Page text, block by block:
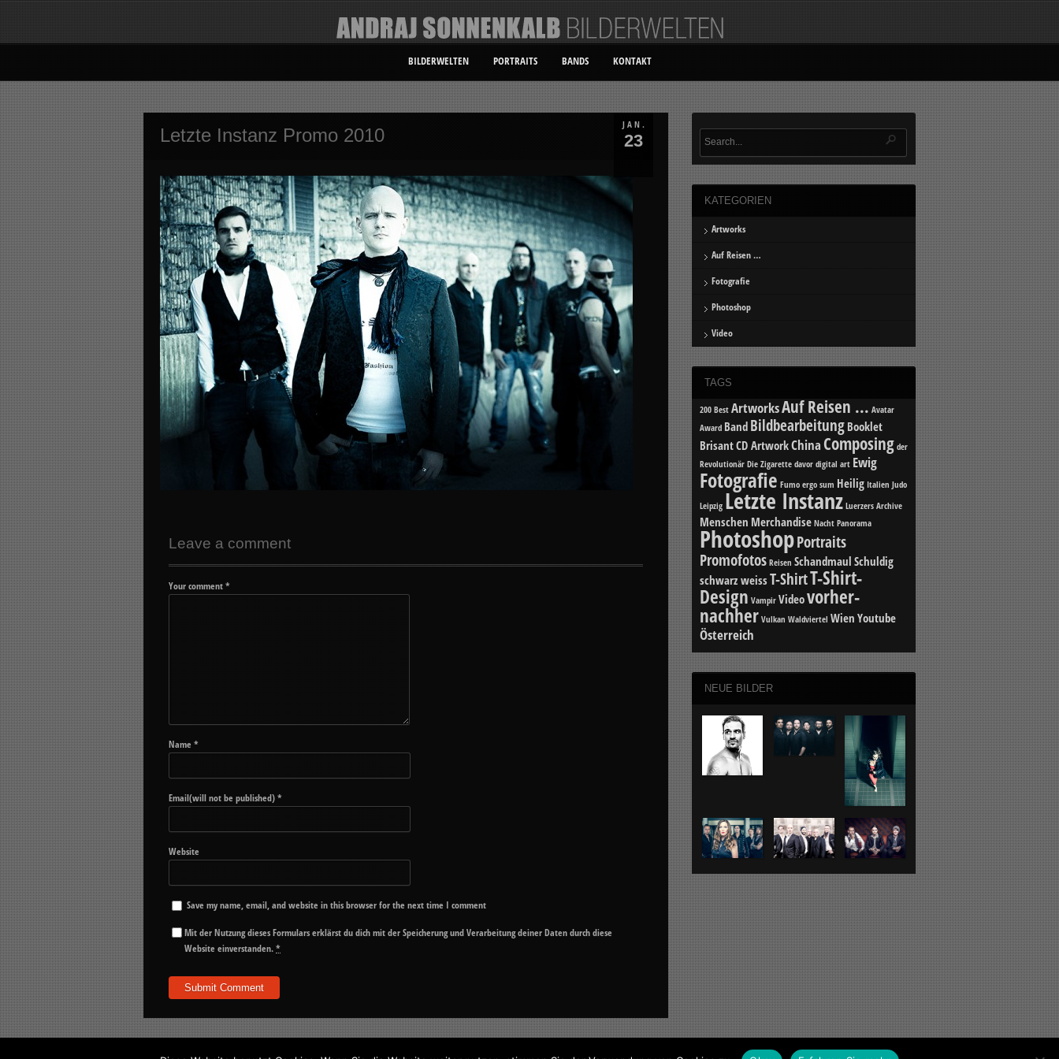
BILDERWELTEN PORTRAITS BANDS KONTAKT
JAN.
23
Letzte Instanz Promo 2010
Leave a comment
Your comment*
Name*
Email(will not be published)*
Website
Save my name, email, and website in this browser for the next time I comment
Mit der Nutzung dieses Formulars erklärst du dich mit der Speicherung und Verarbeitung deiner Daten durch diese
Website einverstanden.*
KATEGORIEN
Artworks
Auf Reisen …
Fotografie
Photoshop
Video
TAGS
200 Best ArtworksAuf Reisen ... Avatar
Award Band Bildbearbeitung Booklet
BrisantCD ArtworkChinaComposing der
Revolutionär Die Zigarette davor digital art Ewig
Fotografie Fumo ergo sum Heilig Italien Judo
Leipzig Letzte Instanz Luerzers Archive
Menschen Merchandise Nacht Panorama
PhotoshopPortraits
Promofotos Reisen Schandmaul Schuldig
schwarz weissT-ShirtT-Shirt-
Design Vampir Videovorher-
nachher Vulkan Waldviertel Wien Youtube
Österreich
NEUE BILDER